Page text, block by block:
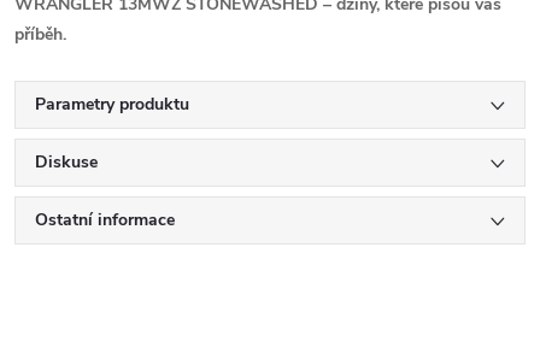
příběh.
Parametry produktu
Diskuse
Ostatní informace